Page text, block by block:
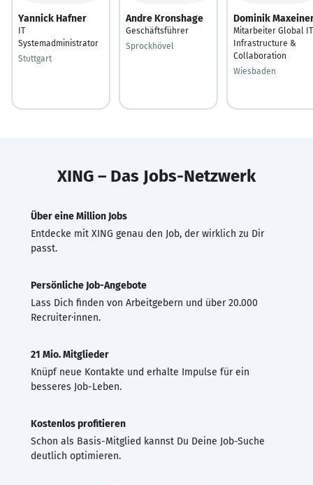
Yannick Hafner
IT
Systemadministrator
Stuttgart
Andre Kronshage
Geschäftsführer
Sprockhövel
Dominik
Mitarbeiter Global IT
Infrastructure &
Collaboration
Wiesbaden
XING – Das Jobs-Netzwerk
Über eine Million Jobs
Entdecke mit XING genau den Job, der wirklich zu Dir
passt.
Persönliche Job-Angebote
Lass Dich finden von Arbeitgebern und über 20.000
Recruiter·innen.
21 Mio. Mitglieder
Knüpf neue Kontakte und erhalte Impulse für ein
besseres Job-Leben.
Kostenlos profitieren
Schon als Basis-Mitglied kannst Du Deine Job-Suche
deutlich optimieren.